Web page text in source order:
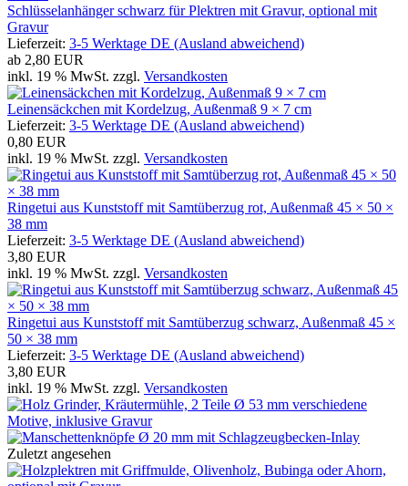
Schlüsselanhänger schwarz für Plektren mit Gravur, optional mit
Gravur
Lieferzeit: 3-5 Werktage DE (Ausland abweichend)
ab 2,80 EUR
inkl. 19 % MwSt. zzgl. Versandkosten
Leinensäckchen mit Kordelzug, Außenmaß 9 × 7 cm
Lieferzeit: 3-5 Werktage DE (Ausland abweichend)
0,80 EUR
inkl. 19 % MwSt. zzgl. Versandkosten
Ringetui aus Kunststoff mit Samtüberzug rot, Außenmaß 45 × 50 ×
38 mm
Lieferzeit: 3-5 Werktage DE (Ausland abweichend)
3,80 EUR
inkl. 19 % MwSt. zzgl. Versandkosten
Ringetui aus Kunststoff mit Samtüberzug schwarz, Außenmaß 45 ×
50 × 38 mm
Lieferzeit: 3-5 Werktage DE (Ausland abweichend)
3,80 EUR
inkl. 19 % MwSt. zzgl. Versandkosten
Zuletzt angesehen